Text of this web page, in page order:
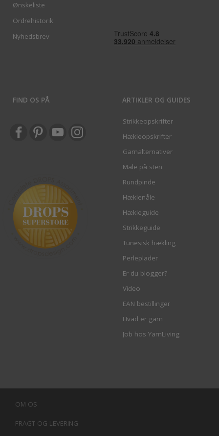
Ønskeliste
Ordrehistorik
Nyhedsbrev
FIND OS PÅ ARTIKLER OG GUIDES
Strikkeopskrifter
Hækleopskrifter
Garnalternativer
Male på sten
Rundpinde
Hæklenåle
Hækleguide
Strikkeguide
Tunesisk hækling
Perleplader
Er du blogger?
Video
EAN bestillinger
Hvad er garn
Job hos YarnLiving
OM OS
FRAGT OG LEVERING